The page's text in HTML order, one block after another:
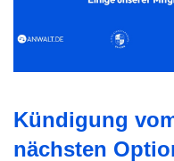
Kündigung
nächsten